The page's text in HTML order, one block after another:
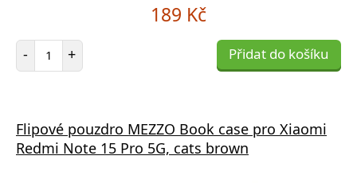
189 Kč
- Počet položek
+ Přidat do košíku
Flipové pouzdro MEZZO Book case pro Xiaomi
Redmi Note 15 Pro 5G, cats brown